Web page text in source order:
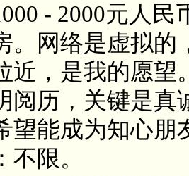
- 2000元人
。网络是虚拟的
近，是我的愿
阅历，关键是真
望能成为知心朋
限。